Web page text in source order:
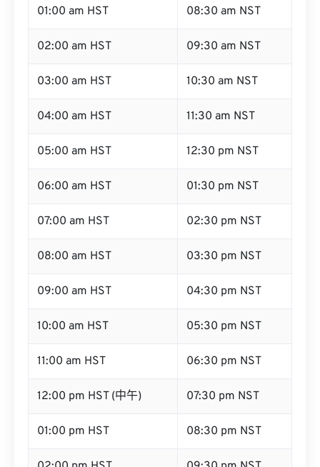
01:00 am HST 08:30 am NST
02:00 am HST 09:30 am NST
03:00 am HST 10:30 am NST
04:00 am HST 11:30 am NST
05:00 am HST 12:30 pm NST
06:00 am HST 01:30 pm NST
07:00 am HST 02:30 pm NST
08:00 am HST 03:30 pm NST
09:00 am HST 04:30 pm NST
10:00 am HST 05:30 pm NST
11:00 am HST 06:30 pm NST
12:00 pm HST (中午) 07:30 pm NST
01:00 pm HST 08:30 pm NST